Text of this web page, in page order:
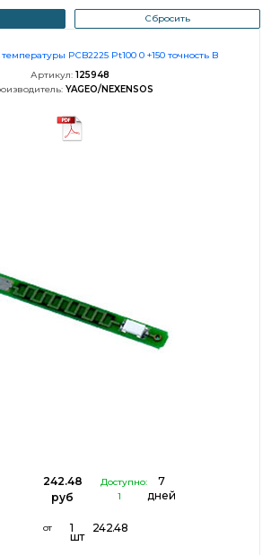
Сбросить
температуры PCB2225 Pt100 0 +150 точность B
Артикул: 125948
YAGEO/NEXENSOS
242.48
руб
Доступно:
1
7
дней
от 1
шт
242.48